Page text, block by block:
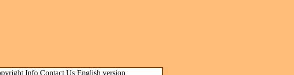
Info Contact Us English version